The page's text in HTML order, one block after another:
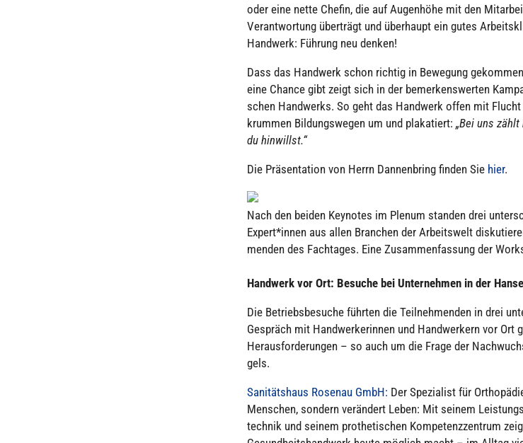
oder eine nette Chefin, die auf Augen­höhe mit den
Ver­ant­wor­tung über­trägt und über­haupt ein gutes
Handwerk: Führung neu denken!
Dass das Handwerk schon richtig in Bewegung
eine Chance gibt zeigt sich in der bemer­kens­wer­ten
schen Hand­werks. So geht das Handwerk offen mit
krummen Bil­dungs­we­gen um und pla­ka­tiert:„Bei uns
du hin­willst.“
Die Prä­sen­ta­tion von Herrn Dan­nen­bring finden Sie hier.
Nach den beiden Keynotes im Plenum standen drei
Expert*innen aus allen Branchen der Arbeits­welt
men­den des Fach­ta­ges. Eine Zusam­men­fas­sung der
Handwerk vor Ort: Besuche bei Unter­neh­men in der
Die Betriebs­be­su­che führten die Teil­neh­men­den in drei
Gespräch mit Hand­wer­ke­rin­nen und Hand­wer­kern vor Ort
Her­aus­for­de­run­gen – so auch um die Frage der
gels.
Sani­täts­haus Rosenau GmbH: Der Spe­zia­list für
Menschen, sondern ver­än­dert Leben: Mit seinem
tech­nik und seinem pro­the­ti­schen Kom­pe­tenz­zen­trum